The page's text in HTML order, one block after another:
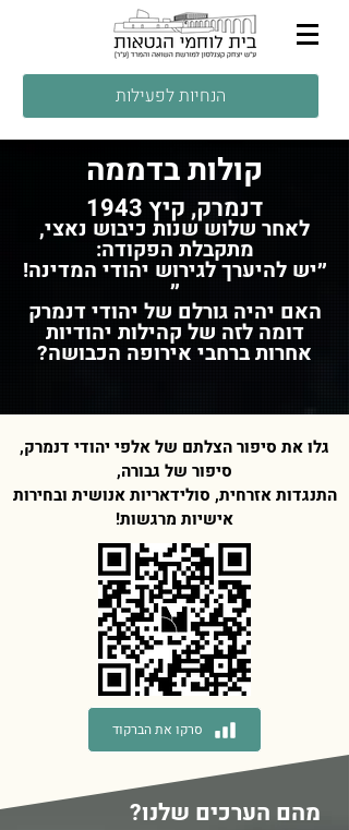
הנחיות לפעילות
קולות בדממה
דנמרק, קיץ 1943
לאחר שלוש שנות כיבוש נאצי,
מתקבלת הפקודה:
״יש להיערך לגירוש יהודי המדינה!
״
האם יהיה גורלם של יהודי דנמרק
דומה לזה של קהילות יהודיות
אחרות ברחבי אירופה הכבושה?
גלו את סיפור הצלתם של אלפי יהודי דנמרק,
סיפור של גבורה,
התנגדות אזרחית, סולידאריות אנושית ובחירות
אישיות מרגשות!
סרקו את הברקוד
מהם הערכים שלנו?